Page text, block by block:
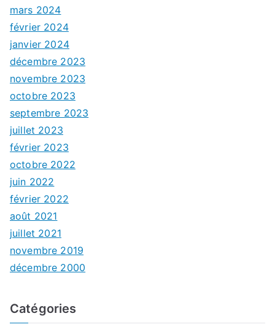
mars 2024
février 2024
janvier 2024
décembre 2023
novembre 2023
octobre 2023
septembre 2023
juillet 2023
février 2023
octobre 2022
juin 2022
février 2022
août 2021
juillet 2021
novembre 2019
décembre 2000
Catégories